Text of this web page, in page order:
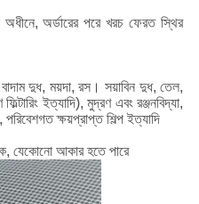
অধীনে, অর্ডারের পরে খরচ ফেরত স্থির
দুধ, ময়দা, রস। সয়াবিন দুধ, তেল,
ইত্যাদি), মুদ্রণ এবং রঞ্জনবিদ্যা,
পরিবেশগত ক্ষয়প্রাপ্ত শিল্প ইত্যাদি
যেকোনো আকার হতে পারে